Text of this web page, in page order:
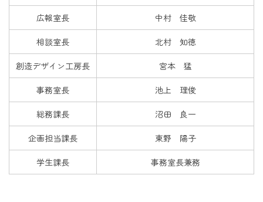
広報室長 中村 佳敬
相談室長 北村 知徳
創造デザイン工房長 宮本 猛
事務室長 池上 理俊
総務課長 沼田 良一
企画担当課長 東野 陽子
学生課長 事務室長兼務